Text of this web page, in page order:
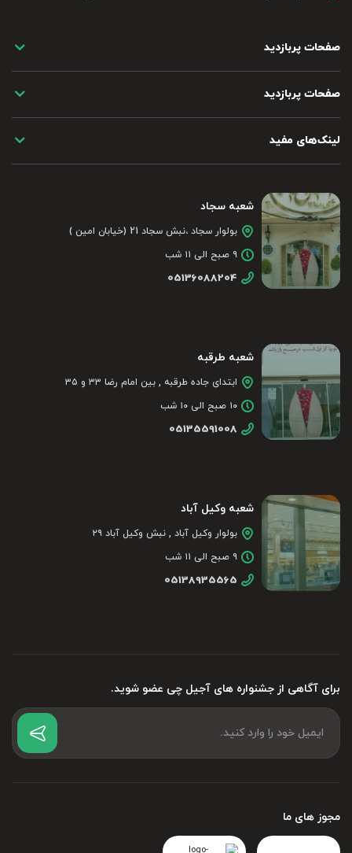
صفحات پربازدید
صفحات پربازدید
لینک‌های مفید
برای آگاهی از جشنواره های آجیل چی عضو شوید.
شعبه سجاد
بولوار سجاد ،نبش سجاد 21 (خیابان امین )
۹ صبح الی ۱۱ شب
05136088204
شعبه طرقبه
ابتدای جاده طرقبه , بین امام رضا ۳۳ و ۳۵
۱۰ صبح الی ۱۰ شب
05135591008
شعبه وکیل آباد
بولوار وکیل آباد , نبش وکیل آباد ۲۹
۹ صبح الی ۱۱ شب
05138935565
مجوز های ما